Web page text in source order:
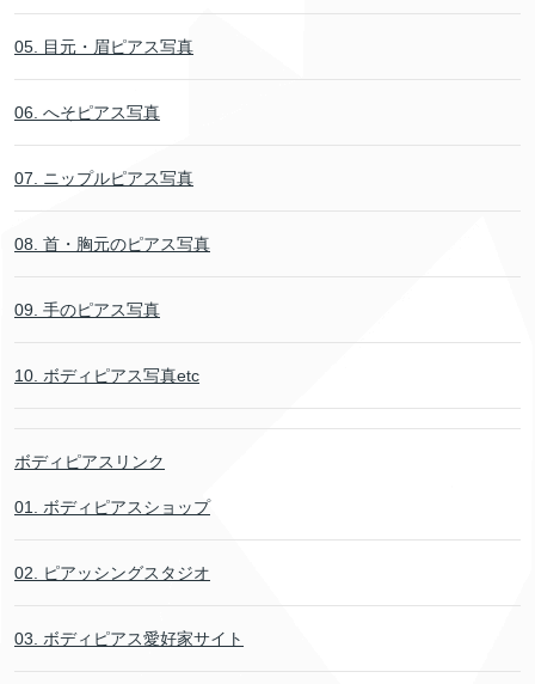
05. 目元・眉ピアス写真
06. へそピアス写真
07. ニップルピアス写真
08. 首・胸元のピアス写真
09. 手のピアス写真
10. ボディピアス写真etc
ボディピアスリンク
01. ボディピアスショップ
02. ピアッシングスタジオ
03. ボディピアス愛好家サイト